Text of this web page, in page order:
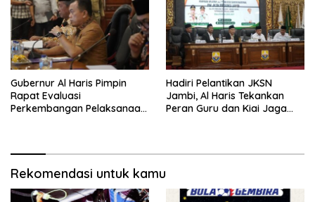
Gubernur Al Haris Pimpin
Rapat Evaluasi
Perkembangan Pelaksanaan
Hadiri Pelantikan JKSN
Jambi, Al Haris Tekankan
Peran Guru dan Kiai Jaga
Rekomendasi untuk kamu